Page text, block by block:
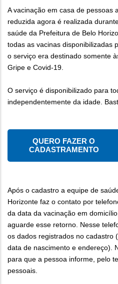
A vacinação em casa de pessoas
reduzida agora é realizada
saúde da Prefeitura de Belo
todas as vacinas disponibilizadas
o serviço era destinado somente
Gripe e Covid-19.
O serviço é disponibilizado para
independentemente da idade.
QUERO FAZER O
CADASTRAMENTO
Após o cadastro a equipe de
Horizonte faz o contato por
da data da vacinação em
aguarde esse retorno. Nesse
os dados registrados no cadastro
data de nascimento e endereço).
para que a pessoa informe, pelo
pessoais.